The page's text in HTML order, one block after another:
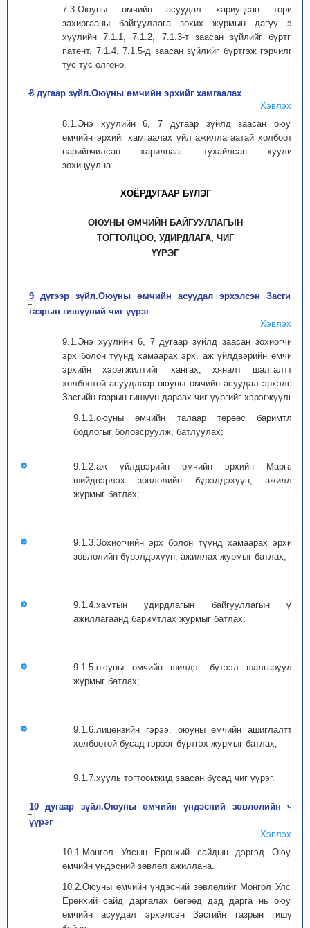
7.3.Оюуны өмчийн асуудал хариуцсан төрийн
захиргааны байгууллага зохих журмын дагуу энэ
хуулийн 7.1.1, 7.1.2, 7.1.3-т заасан зүйлийг бүртгэж
патент, 7.1.4, 7.1.5-д заасан зүйлийг бүртгэж гэрчилгээ
тус тус олгоно.
8 дугаар зүйл.Оюуны өмчийн эрхийг хамгаалах
Хэвлэх
8.1.Энэ хуулийн 6, 7 дугаар зүйлд заасан оюуны
өмчийн эрхийг хамгаалах үйл ажиллагаатай холбоотой
нарийвчилсан харилцааг тухайлсан хуулиар
зохицуулна.
ХОЁРДУГААР БҮЛЭГ
ОЮУНЫ ӨМЧИЙН БАЙГУУЛЛАГЫН
ТОГТОЛЦОО, УДИРДЛАГА, ЧИГ
ҮҮРЭГ
9 дүгээр зүйл.Оюуны өмчийн асуудал эрхэлсэн Засгийн
газрын гишүүний чиг үүрэг
Хэвлэх
9.1.Энэ хуулийн 6, 7 дугаар зүйлд заасан зохиогчийн
эрх болон түүнд хамаарах эрх, аж үйлдвэрийн өмчийн
эрхийн хэрэгжилтийг хангах, хяналт шалгалттай
холбоотой асуудлаар оюуны өмчийн асуудал эрхэлсэн
Засгийн газрын гишүүн дараах чиг үүргийг хэрэгжүүлнэ:
9.1.1.оюуны өмчийн талаар төрөөс баримтлах
бодлогыг боловсруулж, батлуулах;
9.1.2.аж үйлдвэрийн өмчийн эрхийн Маргаан
шийдвэрлэх зөвлөлийн бүрэлдэхүүн, ажиллах
журмыг батлах;
9.1.3.Зохиогчийн эрх болон түүнд хамаарах эрхийн
зөвлөлийн бүрэлдэхүүн, ажиллах журмыг батлах;
9.1.4.хамтын удирдлагын байгууллагын үйл
ажиллагаанд баримтлах журмыг батлах;
9.1.5.оюуны өмчийн шилдэг бүтээл шалгаруулах
журмыг батлах;
9.1.6.лицензийн гэрээ, оюуны өмчийн ашиглалттай
холбоотой бусад гэрээг бүртгэх журмыг батлах;
9.1.7.хууль тогтоомжид заасан бусад чиг үүрэг.
10 дугаар зүйл.Оюуны өмчийн үндэсний зөвлөлийн чиг
үүрэг
Хэвлэх
10.1.Монгол Улсын Ерөнхий сайдын дэргэд Оюуны
өмчийн үндэсний зөвлөл ажиллана.
10.2.Оюуны өмчийн үндэсний зөвлөлийг Монгол Улсын
Ерөнхий сайд даргалах бөгөөд дэд дарга нь оюуны
өмчийн асуудал эрхэлсэн Засгийн газрын гишүүн